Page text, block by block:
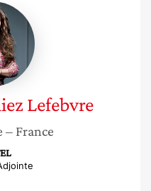
Lefebvre
– France